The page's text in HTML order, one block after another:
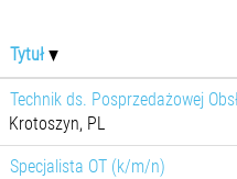
Tytuł
Technik ds. Posprzedażowej
Krotoszyn, PL
Specjalista OT (k/m/n)